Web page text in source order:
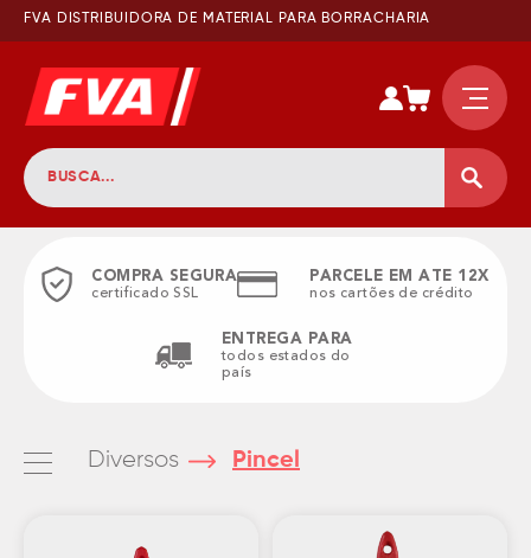
FVA DISTRIBUIDORA DE MATERIAL PARA BORRACHARIA
COMPRA SEGURA
certificado SSL
PARCELE EM ATE 12X
nos cartões de crédito
ENTREGA PARA
todos estados do
país
Diversos Pincel